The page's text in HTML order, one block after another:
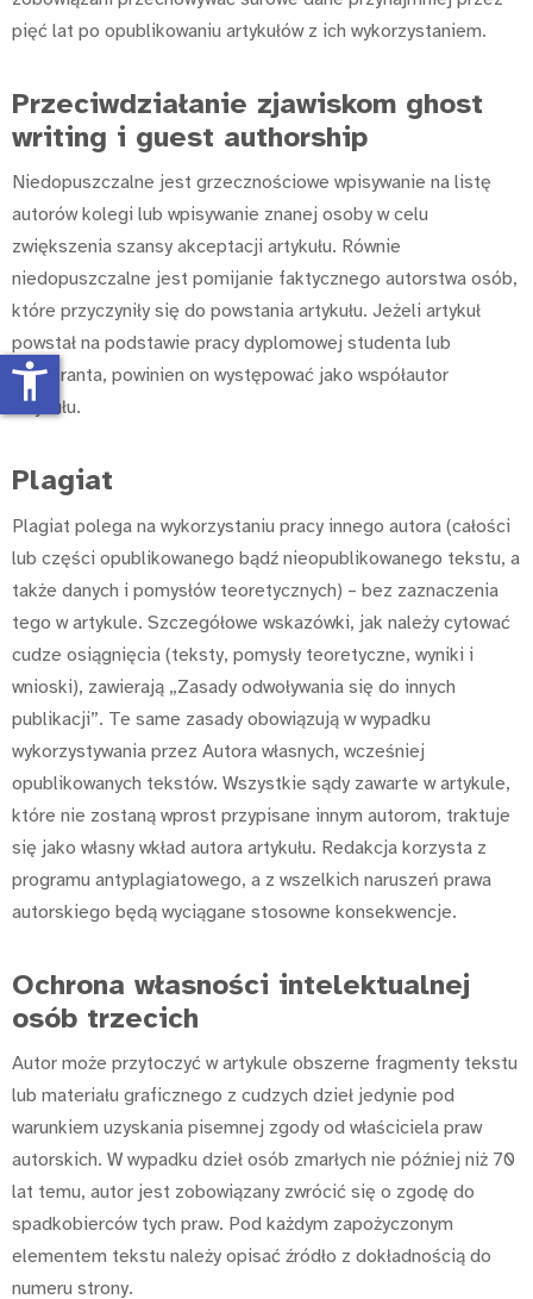
pięć lat po opublikowaniu artykułów z ich wykorzystaniem.
Przeciwdziałanie zjawiskom ghost
writing i guest authorship
Niedopuszczalne jest grzecznościowe wpisywanie na listę
autorów kolegi lub wpisywanie znanej osoby w celu
zwiększenia szansy akceptacji artykułu. Równie
niedopuszczalne jest pomijanie faktycznego autorstwa osób,
które przyczyniły się do powstania artykułu. Jeżeli artykuł
powstał na podstawie pracy dyplomowej studenta lub
doktoranta, powinien on występować jako współautor
artykułu.
Plagiat
Plagiat polega na wykorzystaniu pracy innego autora (całości
lub części opublikowanego bądź nieopublikowanego tekstu, a
także danych i pomysłów teoretycznych) – bez zaznaczenia
tego w artykule. Szczegółowe wskazówki, jak należy cytować
cudze osiągnięcia (teksty, pomysły teoretyczne, wyniki i
wnioski), zawierają „Zasady odwoływania się do innych
publikacji”. Te same zasady obowiązują w wypadku
wykorzystywania przez Autora własnych, wcześniej
opublikowanych tekstów. Wszystkie sądy zawarte w artykule,
które nie zostaną wprost przypisane innym autorom, traktuje
się jako własny wkład autora artykułu. Redakcja korzysta z
programu antyplagiatowego, a z wszelkich naruszeń prawa
autorskiego będą wyciągane stosowne konsekwencje.
Ochrona własności intelektualnej
osób trzecich
Autor może przytoczyć w artykule obszerne fragmenty tekstu
lub materiału graficznego z cudzych dzieł jedynie pod
warunkiem uzyskania pisemnej zgody od właściciela praw
autorskich. W wypadku dzieł osób zmarłych nie później niż 70
lat temu, autor jest zobowiązany zwrócić się o zgodę do
spadkobierców tych praw. Pod każdym zapożyczonym
elementem tekstu należy opisać źródło z dokładnością do
numeru strony.
accessibility_new